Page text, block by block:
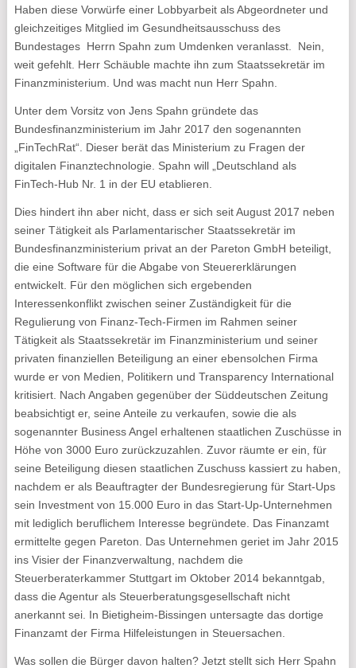
Haben diese Vorwürfe einer Lobbyarbeit als Abgeordneter und
gleichzeitiges Mitglied im Gesundheitsausschuss des
Bundestages Herrn Spahn zum Umdenken veranlasst. Nein,
weit gefehlt. Herr Schäuble machte ihn zum Staatssekretär im
Finanzministerium. Und was macht nun Herr Spahn.
Unter dem Vorsitz von Jens Spahn gründete das
Bundesfinanzministerium im Jahr 2017 den sogenannten
„FinTechRat“. Dieser berät das Ministerium zu Fragen der
digitalen Finanztechnologie. Spahn will „Deutschland als
FinTech-Hub Nr. 1 in der EU etablieren.
Dies hindert ihn aber nicht, dass er sich seit August 2017 neben
seiner Tätigkeit als Parlamentarischer Staatssekretär im
Bundesfinanzministerium privat an der Pareton GmbH beteiligt,
die eine Software für die Abgabe von Steuererklärungen
entwickelt. Für den möglichen sich ergebenden
Interessenkonflikt zwischen seiner Zuständigkeit für die
Regulierung von Finanz-Tech-Firmen im Rahmen seiner
Tätigkeit als Staatssekretär im Finanzministerium und seiner
privaten finanziellen Beteiligung an einer ebensolchen Firma
wurde er von Medien, Politikern und Transparency International
kritisiert. Nach Angaben gegenüber der Süddeutschen Zeitung
beabsichtigt er, seine Anteile zu verkaufen, sowie die als
sogenannter Business Angel erhaltenen staatlichen Zuschüsse in
Höhe von 3000 Euro zurückzuzahlen. Zuvor räumte er ein, für
seine Beteiligung diesen staatlichen Zuschuss kassiert zu haben,
nachdem er als Beauftragter der Bundesregierung für Start-Ups
sein Investment von 15.000 Euro in das Start-Up-Unternehmen
mit lediglich beruflichem Interesse begründete. Das Finanzamt
ermittelte gegen Pareton. Das Unternehmen geriet im Jahr 2015
ins Visier der Finanzverwaltung, nachdem die
Steuerberaterkammer Stuttgart im Oktober 2014 bekanntgab,
dass die Agentur als Steuerberatungsgesellschaft nicht
anerkannt sei. In Bietigheim-Bissingen untersagte das dortige
Finanzamt der Firma Hilfeleistungen in Steuersachen.
Was sollen die Bürger davon halten? Jetzt stellt sich Herr Spahn